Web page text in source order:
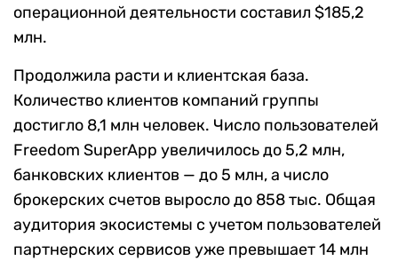
операционной деятельности составил $185,2
млн.
Продолжила расти и клиентская база.
Количество клиентов компаний группы
достигло 8,1 млн человек. Число пользователей
Freedom SuperApp увеличилось до 5,2 млн,
банковских клиентов — до 5 млн, а число
брокерских счетов выросло до 858 тыс. Общая
аудитория экосистемы с учетом пользователей
партнерских сервисов уже превышает 14 млн